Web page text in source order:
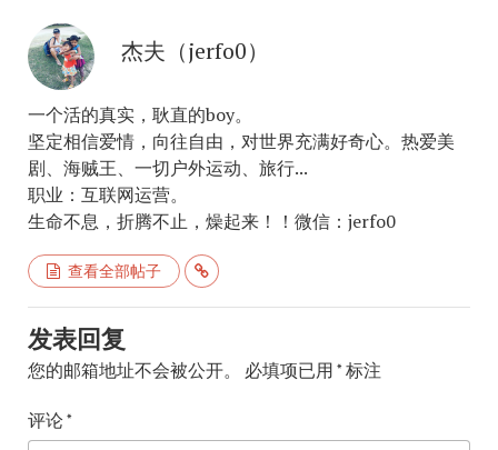
杰夫（jerfo0）
一个活的真实，耿直的boy。
坚定相信爱情，向往自由，对世界充满好奇心。热爱美
剧、海贼王、一切户外运动、旅行...
职业：互联网运营。
生命不息，折腾不止，燥起来！！微信：jerfo0
查看全部帖子
发表回复
您的邮箱地址不会被公开。 必填项已用 *标注
评论*